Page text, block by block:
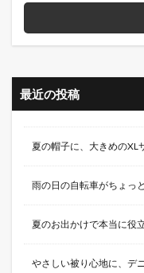
最近の投稿
夏の帽子に、大きめのXL
雨の日の自転車がちょっ
夏のお出かけで本当に役
やさしい被り心地に、デ